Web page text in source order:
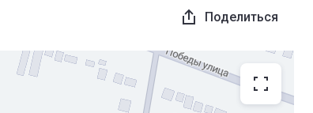
Поделиться